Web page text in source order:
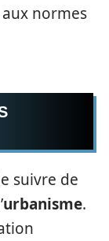
normes
suivre de
urbanisme.